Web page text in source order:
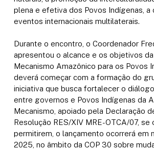
plena e efetiva dos Povos Indígenas, a
eventos internacionais multilaterais.
Durante o encontro, o Coordenador
apresentou o alcance e os objetivos
Mecanismo Amazônico para os Povos
deverá começar com a formação do
iniciativa que busca fortalecer o
entre governos e Povos Indígenas da
Mecanismo, apoiado pela Declaração
Resolução RES/XIV MRE-OTCA/07, se
permitirem, o lançamento ocorrerá em
2025, no âmbito da COP 30 sobre